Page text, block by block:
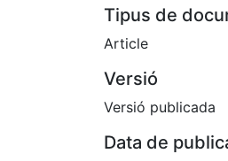
Tipus de
Article
Versió
Versió publicada
Data de